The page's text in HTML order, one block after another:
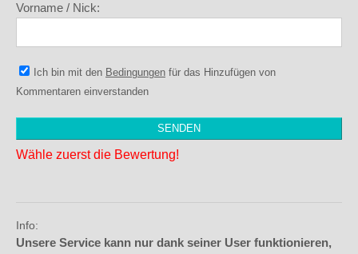
Vorname / Nick:
Ich bin mit den Bedingungen für das Hinzufügen von
Kommentaren einverstanden
Wähle zuerst die Bewertung!
Info:
Unsere Service kann nur dank seiner User funktionieren,